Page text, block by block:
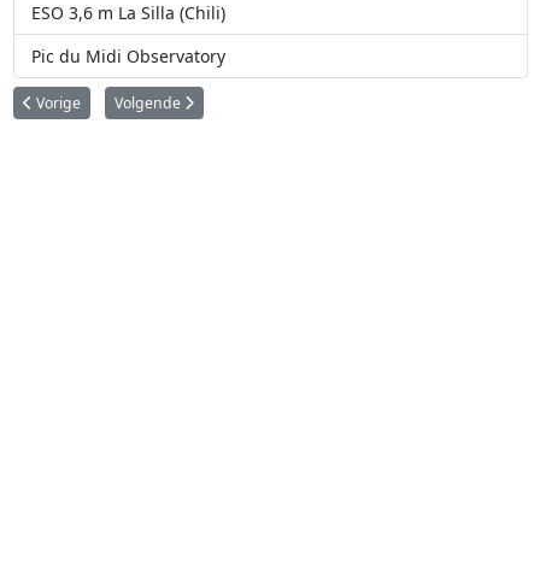
ESO 3,6 m La Silla (Chili)
Pic du Midi Observatory
Vorig artikel: Spitzer ontdekt kleine hete exoplaneet
Vorige Volgende artikel: Astronomen ontdekken 'nabije' en
Volgende